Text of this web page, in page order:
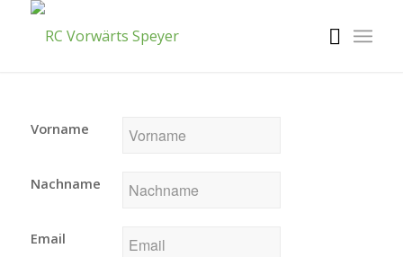
Vorname
Nachname
Email